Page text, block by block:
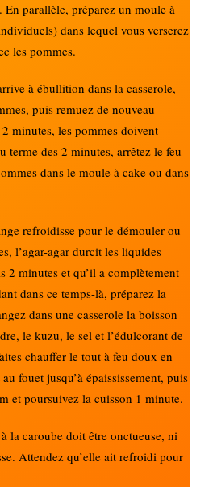
parallèle, préparez un moule à
dans lequel vous verserez
les pommes.
à ébullition dans la casserole,
puis remuez de nouveau
minutes, les pommes doivent
terme des 2 minutes, arrêtez le feu
dans le moule à cake ou dans
refroidisse pour le démouler ou
l’agar-agar durcit les liquides
2 minutes et qu’il a complètement
dans ce temps-là, préparez la
dans une casserole la boisson
le kuzu, le sel et l’édulcorant de
chauffer le tout à feu doux en
fouet jusqu’à épaississement, puis
et poursuivez la cuisson 1 minute.
la caroube doit être onctueuse, ni
Attendez qu’elle ait refroidi pour